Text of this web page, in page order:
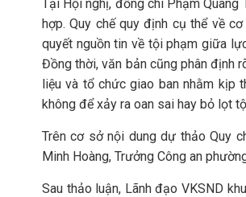
Tại Hội nghị, đồng chí Phạm Quang
hợp. Quy chế quy định cụ thể về
quyết nguồn tin về tội phạm giữa
Đồng thời, văn bản cũng phân định
liệu và tổ chức giao ban nhằm kịp
không để xảy ra oan sai hay bỏ lọt
Trên cơ sở nội dung dự thảo Quy
Minh Hoàng, Trưởng Công an
Sau thảo luận, Lãnh đạo VKSND